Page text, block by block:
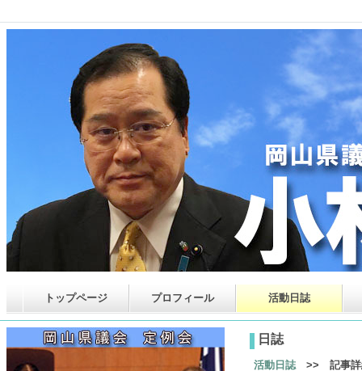
トップページ プロフィール 活動日誌
日誌
活動日誌>> 記事詳